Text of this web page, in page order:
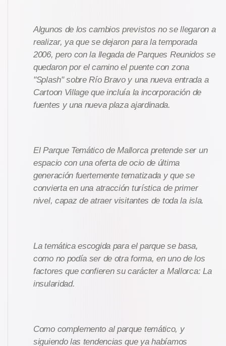
Algunos de los cambios previstos no se llegaron a
realizar, ya que se dejaron para la temporada
2006, pero con la llegada de Parques Reunidos se
quedaron por el camino el puente con zona
"Splash" sobre Río Bravo y una nueva entrada a
Cartoon Village que incluía la incorporación de
fuentes y una nueva plaza ajardinada.
El Parque Temático de Mallorca pretende ser un
espacio con una oferta de ocio de última
generación fuertemente tematizada y que se
convierta en una atracción turística de primer
nivel, capaz de atraer visitantes de toda la isla.
La temática escogida para el parque se basa,
como no podía ser de otra forma, en uno de los
factores que confieren su carácter a Mallorca: La
insularidad.
Como complemento al parque temático, y
siguiendo las tendencias que ya habíamos